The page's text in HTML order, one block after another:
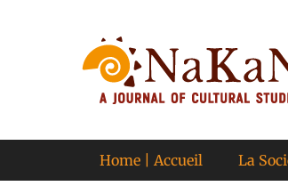
Journal
A journal of cultural studies
Primary Menu
Home | Accueil La